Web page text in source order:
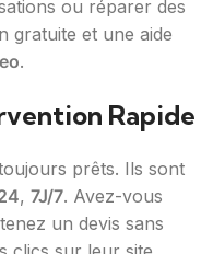
ou réparer des
gratuite et une aide
.
Rapide
prêts. Ils sont
, 7J/7. Avez-vous
un devis sans